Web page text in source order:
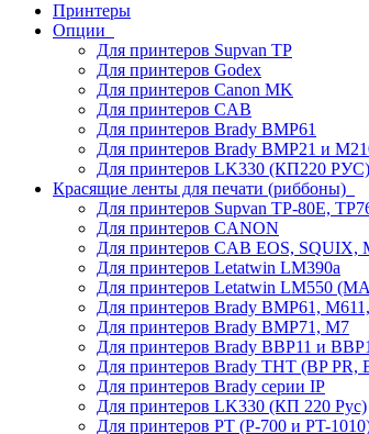
Принтеры
Опции
Для принтеров Supvan TP
Для принтеров Godex
Для принтеров Canon MK
Для принтеров CAB
Для принтеров Brady BMP61
Для принтеров Brady BMP21 и
Для принтеров LK330 (КП220 РУС)
Красящие ленты для печати (риббоны)
Для принтеров Supvan TP-80E,
Для принтеров CANON
Для принтеров CAB EOS, SQUIX,
Для принтеров Letatwin LM390a
Для принтеров Letatwin LM550
Для принтеров Brady BMP61,
Для принтеров Brady BMP71, M7
Для принтеров Brady BBP11 и
Для принтеров Brady THT (BP PR,
Для принтеров Brady серии IP
Для принтеров LK330 (КП 220 Рус)
Для принтеров PT (P-700 и PT-